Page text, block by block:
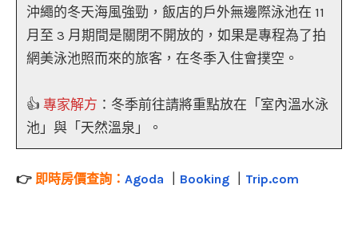
沖繩的冬天海風強勁，飯店的戶外無邊際泳池在 11
月至 3 月期間是關閉不開放的，如果是專程為了拍
網美泳池照而來的旅客，在冬季入住會撲空。
👍 專家解方 ：冬季前往請將重點放在「室內溫水泳
池」與「天然溫泉」。
👉 即時房價查詢： Agoda Booking Trip.com